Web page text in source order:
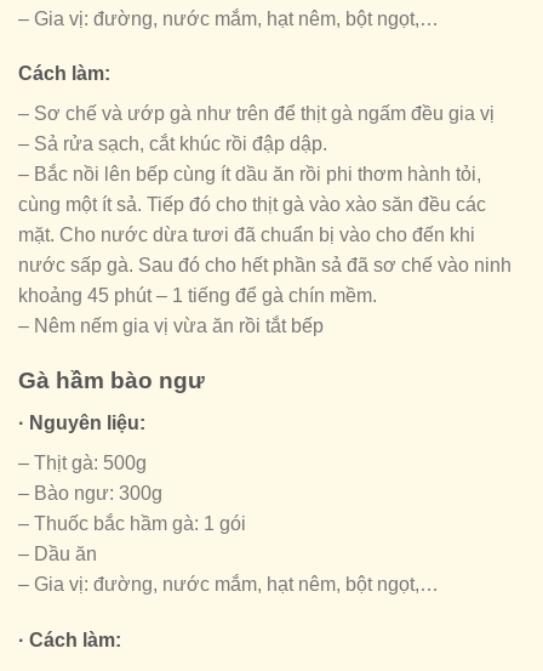
– Gia vị: đường, nước mắm, hạt nêm, bột ngọt,…
Cách làm:
– Sơ chế và ướp gà như trên để thịt gà ngấm đều gia vị
– Sả rửa sạch, cắt khúc rồi đập dập.
– Bắc nồi lên bếp cùng ít dầu ăn rồi phi thơm hành tỏi,
cùng một ít sả. Tiếp đó cho thịt gà vào xào săn đều các
mặt. Cho nước dừa tươi đã chuẩn bị vào cho đến khi
nước sấp gà. Sau đó cho hết phần sả đã sơ chế vào ninh
khoảng 45 phút – 1 tiếng để gà chín mềm.
– Nêm nếm gia vị vừa ăn rồi tắt bếp
Gà hầm bào ngư
· Nguyên liệu:
– Thịt gà: 500g
– Bào ngư: 300g
– Thuốc bắc hầm gà: 1 gói
– Dầu ăn
– Gia vị: đường, nước mắm, hạt nêm, bột ngọt,…
· Cách làm: